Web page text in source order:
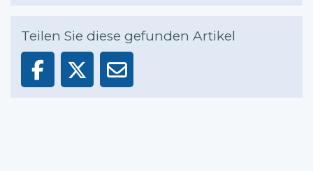
Teilen Sie diese gefunden Artikel